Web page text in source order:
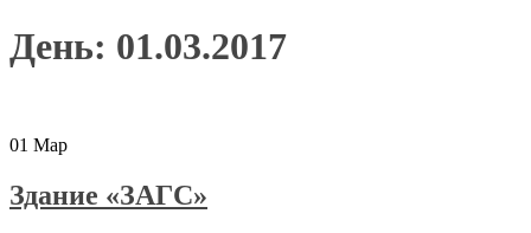
День: 01.03.2017
01 Мар
Здание «ЗАГС»